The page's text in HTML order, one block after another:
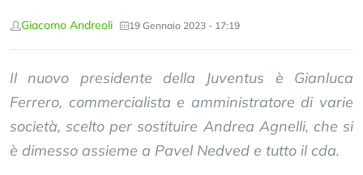
Giacomo Andreoli 19 Gennaio 2023 - 17:19
Il nuovo presidente della Juventus è Gianluca
Ferrero, commercialista e amministratore di varie
società, scelto per sostituire Andrea Agnelli, che si
è dimesso assieme a Pavel Nedved e tutto il cda.